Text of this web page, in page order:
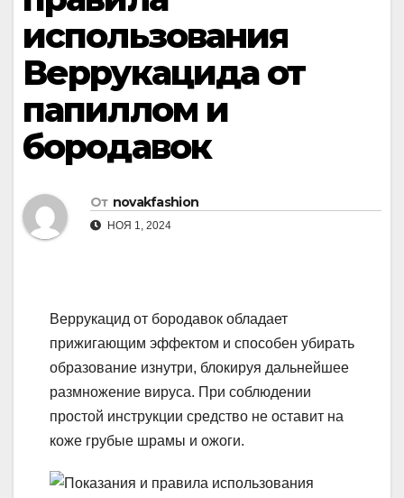
использования
Веррукацида от
папиллом и
бородавок
От novakfashion
НОЯ 1, 2024
Веррукацид от бородавок обладает
прижигающим эффектом и способен убирать
образование изнутри, блокируя дальнейшее
размножение вируса. При соблюдении
простой инструкции средство не оставит на
коже грубые шрамы и ожоги.